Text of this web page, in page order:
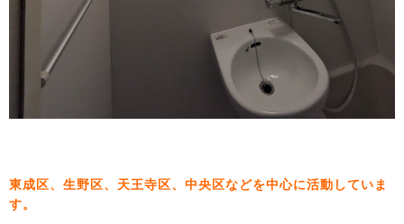
東成区、生野区、天王寺区、中央区などを中心に活動していま
す。